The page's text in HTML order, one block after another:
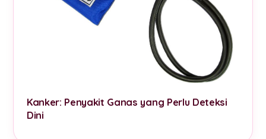
Kanker: Penyakit Ganas yang Perlu Deteksi
Dini